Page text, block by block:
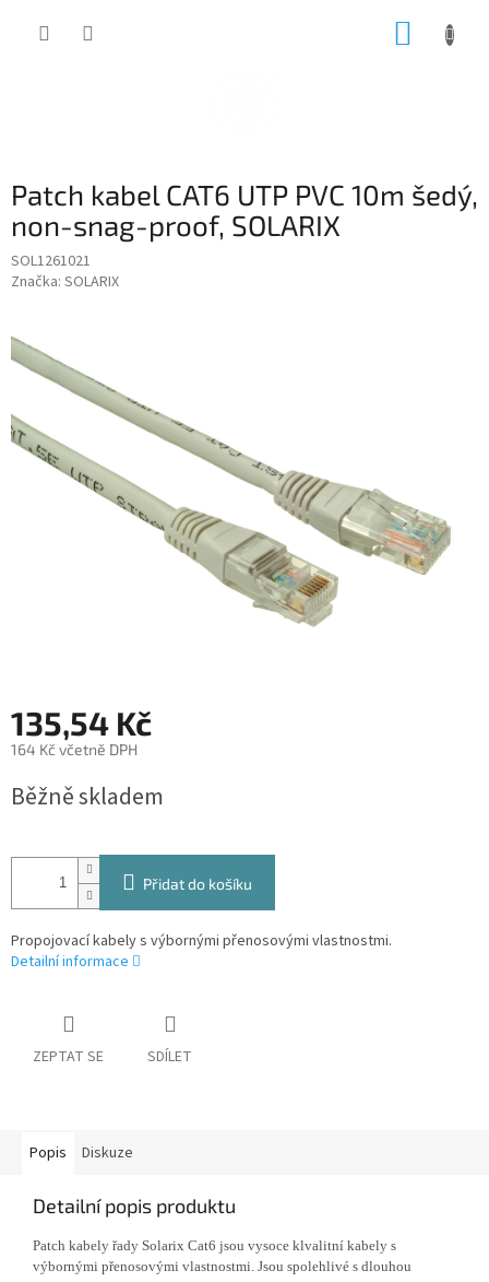
Patch kabel CAT6 UTP PVC 10m šedý,
non-snag-proof, SOLARIX
SOL1261021
Značka: SOLARIX
135,54 Kč
164 Kč včetně DPH
cena:
Běžně skladem
Přidat do košíku
Propojovací kabely s výbornými přenosovými vlastnostmi.
Detailní informace
ZEPTAT SE SDÍLET
Popis Diskuze
Detailní popis produktu
Patch kabely řady Solarix Cat6 jsou vysoce klvalitní kabely s
výbornými přenosovými vlastnostmi. Jsou spolehlivé s dlouhou